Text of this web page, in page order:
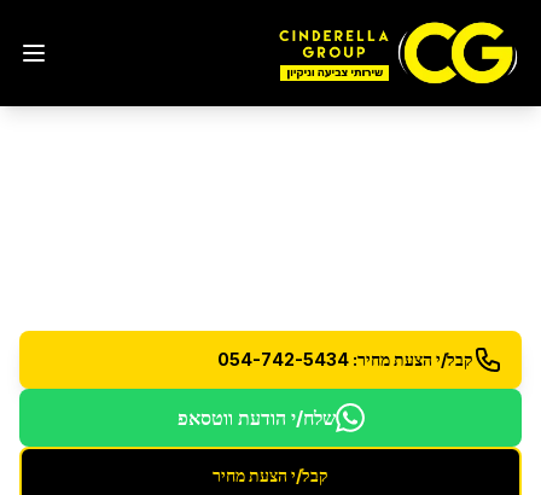
קבל/י הצעת מחיר: 054-742-5434
שלח/י הודעת ווטסאפ
קבל/י הצעת מחיר